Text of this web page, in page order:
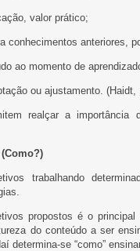
valor prático;
conhecimentos anteriores,
ao momento de
ou ajustamento. (Haidt,
realçar a
(Como?)
trabalhando
propostos é o
do conteúdo a ser
determina-se “como”